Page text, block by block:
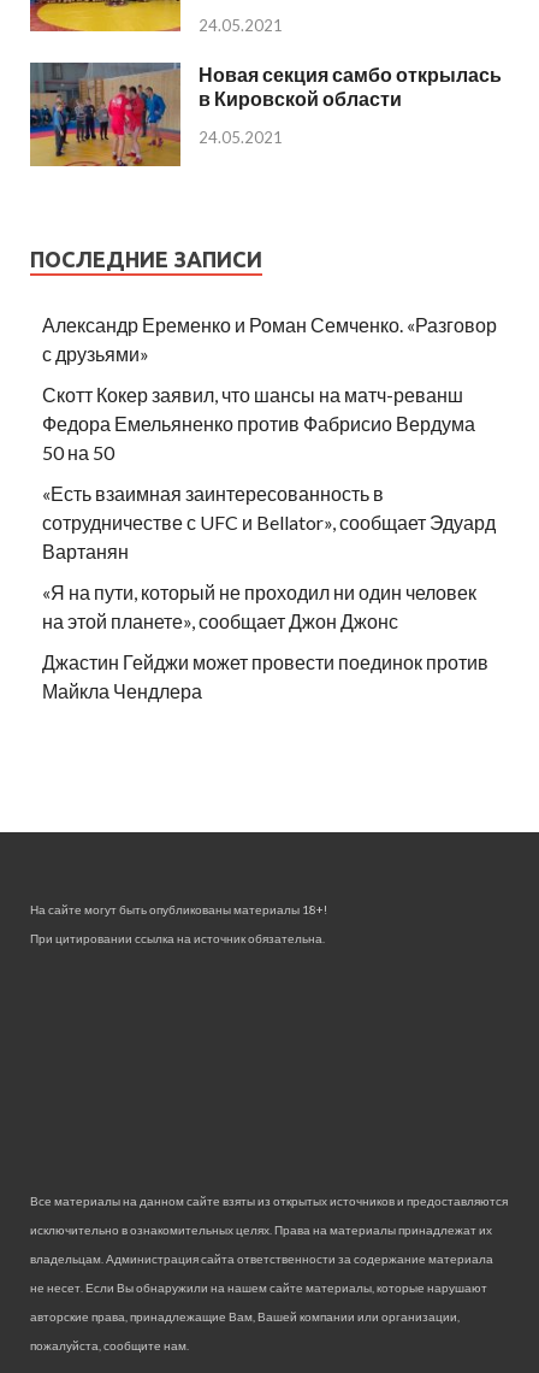
24.05.2021
Новая секция самбо открылась
в Кировской области
24.05.2021
ПОСЛЕДНИЕ ЗАПИСИ
Александр Еременко и Роман Семченко. «Разговор
с друзьями»
Скотт Кокер заявил, что шансы на матч-реванш
Федора Емельяненко против Фабрисио Вердума
50 на 50
«Есть взаимная заинтересованность в
сотрудничестве с UFC и Bellator», сообщает Эдуард
Вартанян
«Я на пути, который не проходил ни один человек
на этой планете», сообщает Джон Джонс
Джастин Гейджи может провести поединок против
Майкла Чендлера
На сайте могут быть опубликованы материалы 18+!
При цитировании ссылка на источник обязательна.
Все материалы на данном сайте взяты из открытых источников и предоставляются
исключительно в ознакомительных целях. Права на материалы принадлежат их
владельцам. Администрация сайта ответственности за содержание материала
не несет. Если Вы обнаружили на нашем сайте материалы, которые нарушают
авторские права, принадлежащие Вам, Вашей компании или организации,
пожалуйста, сообщите нам.